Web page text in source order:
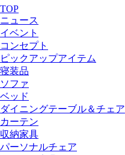
TOP
ニュース
イベント
コンセプト
ピックアップアイテム
寝装品
ソファ
ベッド
ダイニングテーブル＆チェア
カーテン
収納家具
パーソナルチェア